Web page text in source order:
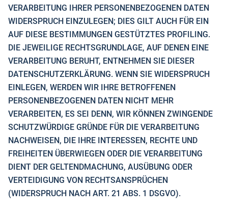
VERARBEITUNG IHRER PERSONENBEZOGENEN DATEN
WIDERSPRUCH EINZULEGEN; DIES GILT AUCH FÜR EIN
AUF DIESE BESTIMMUNGEN GESTÜTZTES PROFILING.
DIE JEWEILIGE RECHTSGRUNDLAGE, AUF DENEN EINE
VERARBEITUNG BERUHT, ENTNEHMEN SIE DIESER
DATENSCHUTZERKLÄRUNG. WENN SIE WIDERSPRUCH
EINLEGEN, WERDEN WIR IHRE BETROFFENEN
PERSONENBEZOGENEN DATEN NICHT MEHR
VERARBEITEN, ES SEI DENN, WIR KÖNNEN ZWINGENDE
SCHUTZWÜRDIGE GRÜNDE FÜR DIE VERARBEITUNG
NACHWEISEN, DIE IHRE INTERESSEN, RECHTE UND
FREIHEITEN ÜBERWIEGEN ODER DIE VERARBEITUNG
DIENT DER GELTENDMACHUNG, AUSÜBUNG ODER
VERTEIDIGUNG VON RECHTSANSPRÜCHEN
(WIDERSPRUCH NACH ART. 21 ABS. 1 DSGVO).